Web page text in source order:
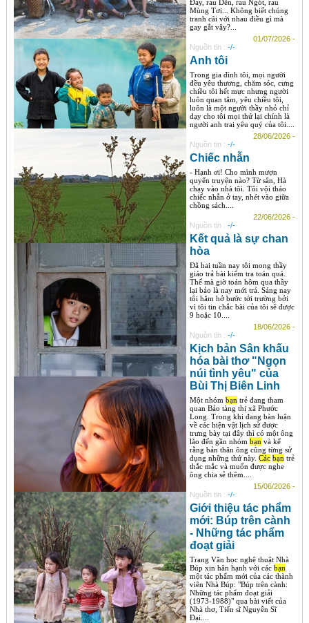
Đay, rau Dền, rau Ngót, rau
Mùng Tơi... Không biết chúng
tranh cãi với nhau điều gì mà
gay gắt vậy?...
01/07/2026 -
Nguồn tin : -/-
Anh tôi
Trong gia đình tôi, mọi người
đều yêu thương, chăm sóc, cưng
chiều tôi hết mực nhưng người
luôn quan tâm, yêu chiều tôi,
luôn là một người thầy nhỏ chỉ
dạy cho tôi mọi thứ lại chính là
người anh trai yêu quý của tôi....
28/06/2026 -
Nguồn tin : -/-
Chiếc nhẫn
- Hạnh ơi! Cho mình mượn
quyển truyện nào? Từ sân, Hà
chạy vào nhà tôi. Tôi vội tháo
chiếc nhẫn ở tay, nhét vào giữa
chồng sách....
22/06/2026 -
Nguồn tin : -/-
Kết quả là sự chan
hòa
Đã hai tuần nay tôi mong thầy
giáo trả bài kiểm tra toán quá.
Thế mà giờ toán hôm qua thầy
lại bảo là nay mới trả. Sáng nay
tôi hăm hở bước tới trường bởi
vì tôi tin chắc bài của tôi sẽ được
9 hoặc 10....
18/06/2026 -
Nguồn tin : -/-
Kịch bản Sân khấu
hóa bài thơ "Ngọn
núi tình yêu" của
Bùi Thị Biên Linh
Một nhóm bạntrẻ đang tham
quan Bảo tàng thị xã Phước
Long. Trong khi đang bàn luận
về các hiện vật lịch sử được
trưng bày tại đây thì có một ông
lão đến gần nhóm bạnvà kể
rằng bản thân ông cũng từng sử
dụng những thứ này. Các bạntrẻ
thắc mắc và muốn được nghe
ông chia sẻ thêm....
15/06/2026 -
Nguồn tin : -/-
Giới thiệu tác phẩm
mới: Búp trên cành
- Những tác phẩm
đoạt giải
Trang Văn học nghệ thuật Nhà
Búp xin hân hạnh với các bạn
một tác phẩm mới của các thành
viên Nhà Búp: "Búp trên cành:
Những tác phẩm đoạt giải
(1973-1988)" qua bài viết của
Nhà thơ, Tiến sĩ Nguyễn Sĩ
Đại....